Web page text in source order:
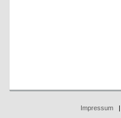
Impressum|